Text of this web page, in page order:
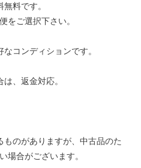
料です。
をご選択下さい。
コンディションです。
、返金対応。
のがありますが、中古品のた
場合がございます。